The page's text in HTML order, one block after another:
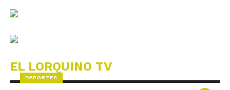
EL LORQUINO TV
DEPORTES